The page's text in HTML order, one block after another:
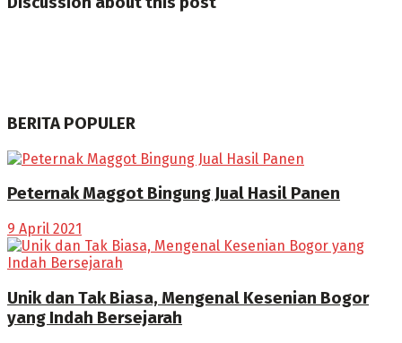
BERITA POPULER
Peternak Maggot Bingung Jual Hasil Panen
9 April 2021
Unik dan Tak Biasa, Mengenal Kesenian Bogor
yang Indah Bersejarah